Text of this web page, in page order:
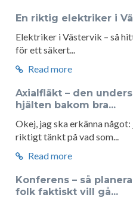
En riktig elektriker i
Elektriker i Västervik – så
för ett säkert...
Read more
Axialfläkt – den
hjälten bakom bra...
Okej, jag ska erkänna
riktigt tänkt på vad som...
Read more
Konferens – så
folk faktiskt vill gå...